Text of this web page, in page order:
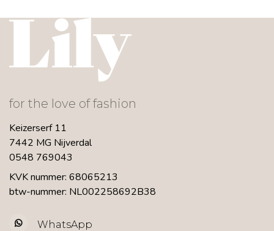
for the love of fashion
Keizerserf 11
7442 MG Nijverdal
0548 769043
KVK nummer: 68065213
btw-nummer: NL002258692B38
WhatsApp